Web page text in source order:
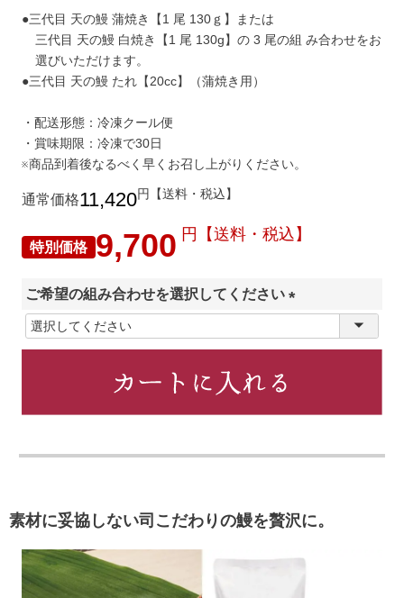
●三代目 天の鰻 蒲焼き【1 尾 130ｇ】または
三代目 天の鰻 白焼き【1 尾 130g】の 3 尾の組 み合わせをお
選びいただけます。
●三代目 天の鰻 たれ【20cc】（蒲焼き用）
・配送形態：冷凍クール便
・賞味期限：冷凍で30日
※商品到着後なるべく早くお召し上がりください。
通常価格11,420円【送料・税込】
特別価格 9,700 円【送料・税込】
ご希望の組み合わせを選択してください
素材に妥協しない司こだわりの鰻を贅沢に。